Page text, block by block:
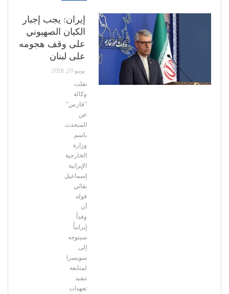
إيران: يجب إجبار
الكيان الصهيوني
على وقف هجومه
على لبنان
يونيو 20, 2026
نقلت
وكالة
"فارس"
عن
المتحدث
باسم
وزارة
الخارجية
الإيرانية
إسماعيل
بقائي
قوله
أن
وفداً
إيرانياً
سيتوجه
إلى
سويسرا
لمتابعة
تنفيذ
تعهدات